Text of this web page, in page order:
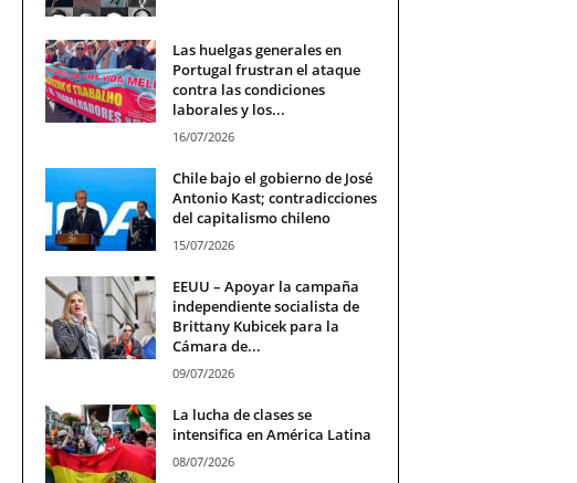
Las huelgas generales en
Portugal frustran el ataque
contra las condiciones
laborales y los...
16/07/2026
Chile bajo el gobierno de José
Antonio Kast; contradicciones
del capitalismo chileno
15/07/2026
EEUU – Apoyar la campaña
independiente socialista de
Brittany Kubicek para la
Cámara de...
09/07/2026
La lucha de clases se
intensifica en América Latina
08/07/2026